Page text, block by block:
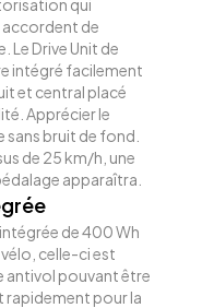
qui
accordent de
Le Drive Unit de
intégré facilement
et central placé
Apprécier le
sans bruit de fond.
de 25 km/h, une
apparaîtra.
de 400 Wh
celle-ci est
antivol pouvant être
rapidement pour la